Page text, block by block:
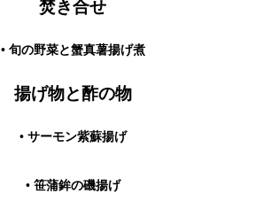
焚き合せ
• 旬の野菜と蟹真薯揚げ煮
揚げ物と酢の物
• サーモン紫蘇揚げ
• 笹蒲鉾の磯揚げ